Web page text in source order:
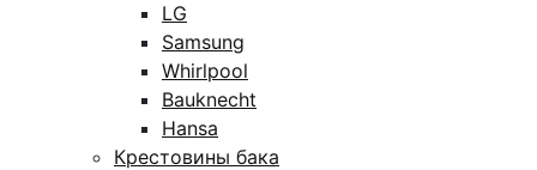
LG
Samsung
Whirlpool
Bauknecht
Hansa
Крестовины бака